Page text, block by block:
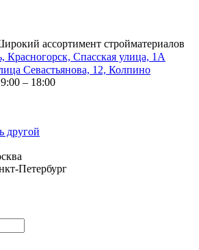
ассортимент стройматериалов
Красногорск, Спасская улица, 1А
Севастьянова, 12, Колпино
– 18:00
другой
Петербург